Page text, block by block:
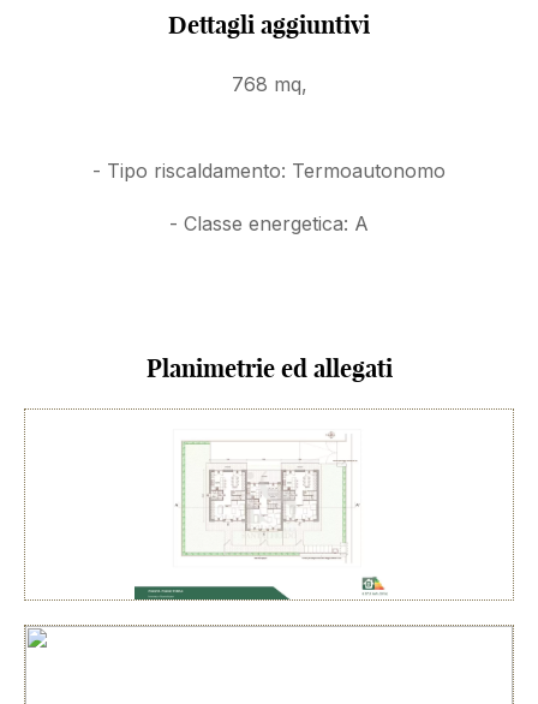
Costruzione di fabbricato residenziale con
formazione di n. 3 unità abitative.
Il progetto mira a produrre anche vantaggi economici
attraverso la riduzione dei costi legati all’energia e alla
riduzione di emissioni. Così da garantire che la
crescita non corrisponda a un aumento delle
emissioni di CO2!
Le Caratteristiche del Terreno
Dettagli aggiuntivi
768 mq,
- Tipo riscaldamento: Termoautonomo
- Classe energetica: A
Planimetrie ed allegati